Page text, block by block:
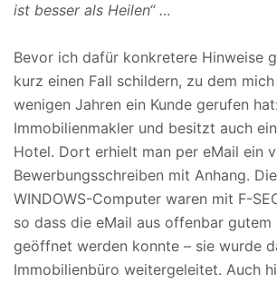
ist besser als Heilen“ …
Bevor ich dafür konkretere Hinweise
kurz einen Fall schildern, zu dem
wenigen Jahren ein Kunde gerufen
Immobilienmakler und besitzt auch
Hotel. Dort erhielt man per eMail ein
Bewerbungsschreiben mit Anhang.
WINDOWS-Computer waren mit F-
so dass die eMail aus offenbar gutem
geöffnet werden konnte – sie wurde
Immobilienbüro weitergeleitet. Auch